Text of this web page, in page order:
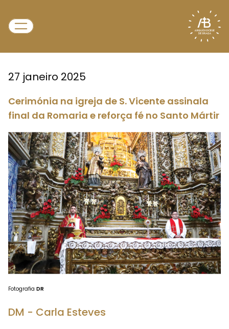
27 janeiro 2025
Cerimónia na igreja de S. Vicente assinala
final da Romaria e reforça fé no Santo Mártir
Fotografia DR
DM - Carla Esteves